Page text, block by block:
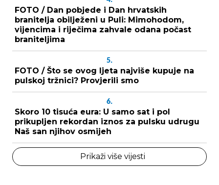
FOTO / Dan pobjede i Dan hrvatskih
branitelja obilježeni u Puli: Mimohodom,
vijencima i riječima zahvale odana počast
braniteljima
5.
FOTO / Što se ovog ljeta najviše kupuje na
pulskoj tržnici? Provjerili smo
6.
Skoro 10 tisuća eura: U samo sat i pol
prikupljen rekordan iznos za pulsku udrugu
Naš san njihov osmijeh
Prikaži više vijesti